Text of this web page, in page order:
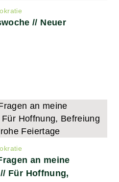
// Neuer
an meine
Für Hoffnung,